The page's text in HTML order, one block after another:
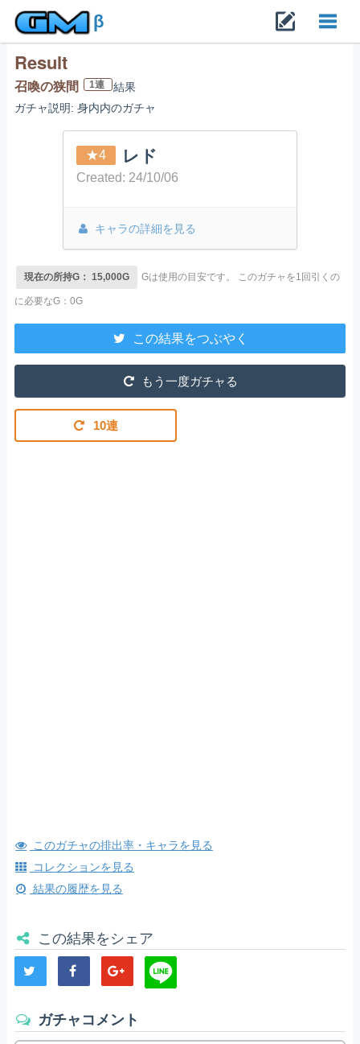
β
Result
召喚の狭間 1連
結果
ガチャ説明: 身内内のガチャ
★4 レド
Created: 24/10/06
キャラの詳細を見る
現在の所持G： 15,000G Gは使用の目安です。 このガチャを1回引くの
に必要なG：0G
この結果をつぶやく
もう一度ガチャる
10連
このガチャの排出率・キャラを見る
コレクションを見る
結果の履歴を見る
この結果をシェア
ガチャコメント